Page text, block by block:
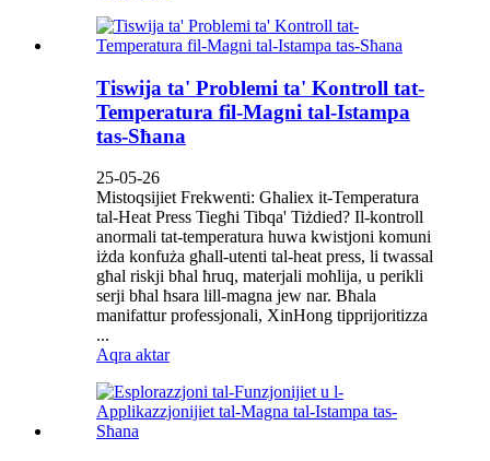
Tiswija ta' Problemi ta' Kontroll tat-
Temperatura fil-Magni tal-Istampa
tas-Sħana
25-05-26
Mistoqsijiet Frekwenti: Għaliex it-Temperatura
tal-Heat Press Tiegħi Tibqa' Tiżdied? Il-kontroll
anormali tat-temperatura huwa kwistjoni komuni
iżda konfuża għall-utenti tal-heat press, li twassal
għal riskji bħal ħruq, materjali moħlija, u perikli
serji bħal ħsara lill-magna jew nar. Bħala
manifattur professjonali, XinHong tipprijoritizza
...
Aqra aktar